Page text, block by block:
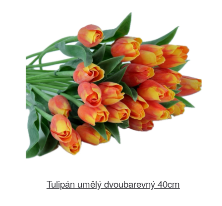
Tulipán umělý dvoubarevný 40cm